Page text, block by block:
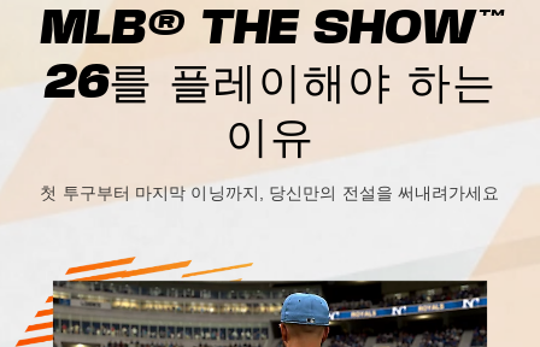
MLB® THE SHOW™
26를 플레이해야 하는
이유
첫 투구부터 마지막 이닝까지, 당신만의 전설을 써내려가세요